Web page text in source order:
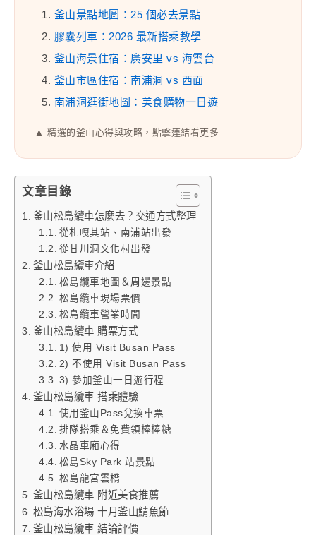
1. 釜山景點地圖：25 個必去景點
2. 膠囊列車：2026 最新搭乘教學
3. 釜山海景住宿：廣安里 vs 海雲台
4. 釜山市區住宿：南浦洞 vs 西面
5. 南浦洞逛街地圖：美食購物一日遊
▲ 精選的釜山心得與攻略，點擊連結看更多
文章目錄
釜山松島纜車怎麼去？交通方式整理
從札嘎其站、南浦站出發
從甘川洞文化村出發
釜山松島纜車介紹
松島纜車地圖＆周邊景點
松島纜車現場票價
松島纜車營業時間
釜山松島纜車 購票方式
1) 使用 Visit Busan Pass
2) 不使用 Visit Busan Pass
3) 參加釜山一日遊行程
釜山松島纜車 搭乘體驗
使用釜山Pass兌換車票
排隊搭乘＆免費領棒棒糖
水晶車廂心得
松島Sky Park 站景點
松島龍宮雲橋
釜山松島纜車 附近美食推薦
松島海水浴場 十月釜山鯖魚節
釜山松島纜車 結論評價